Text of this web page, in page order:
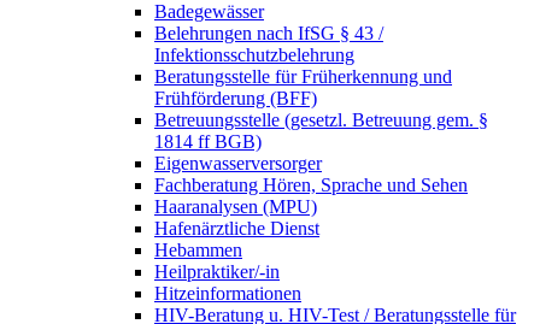
Badegewässer
Belehrungen nach IfSG § 43 /
Infektionsschutzbelehrung
Beratungsstelle für Früherkennung und
Frühförderung (BFF)
Betreuungsstelle (gesetzl. Betreuung gem. §
1814 ff BGB)
Eigenwasserversorger
Fachberatung Hören, Sprache und Sehen
Haaranalysen (MPU)
Hafenärztliche Dienst
Hebammen
Heilpraktiker/-in
Hitzeinformationen
HIV-Beratung u. HIV-Test / Beratungsstelle für